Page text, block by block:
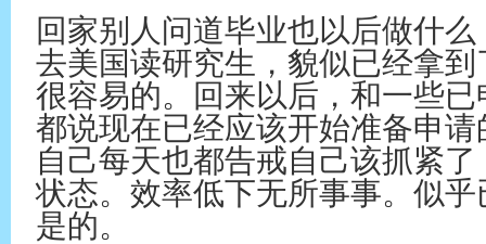
回家别人问道毕业也以后做什
去美国读研究生，貌似已经拿
很容易的。回来以后，和一些
都说现在已经应该开始准备申
自己每天也都告戒自己该抓紧
状态。效率低下无所事事。似
是的。